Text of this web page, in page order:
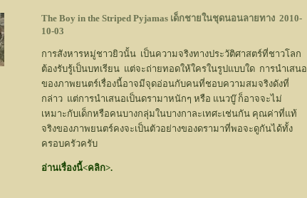
The Boy in the Striped Pyjamas เด็กชายในชุดนอนลายทาง 2010-
10-03
การสังหารหมู่ชาวยิวนั้น เป็นความจริงทางประวัติศาสตร์ที่ชาวโลก
ต้องรับรู้เป็นบทเรียน แต่จะถ่ายทอดให้ใครในรูปแบบใด การนำเสนอ
ของภาพยนตร์เรื่องนี้อาจมีจุดอ่อนกับคนที่ชอบความสมจริงดังที่
กล่าว แต่การนำเสนอเป็นดรามาหนักๆ หรือ แนวบู๊ ก็อาจจะไม่
เหมาะกับเด็กหรือคนบางกลุ่มในบางกาละเทศะเช่นกัน คุณค่าที่แท้
จริงของภาพยนตร์คงจะเป็นตัวอย่างของดรามาที่พอจะดูกันได้ทั้ง
ครอบครัวครับ
อ่านเรื่องนี้<คลิก>.